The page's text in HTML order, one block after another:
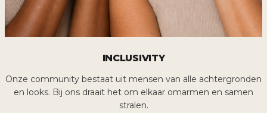
INCLUSIVITY
Onze community bestaat uit mensen van alle achtergronden
en looks. Bij ons draait het om elkaar omarmen en samen
stralen.